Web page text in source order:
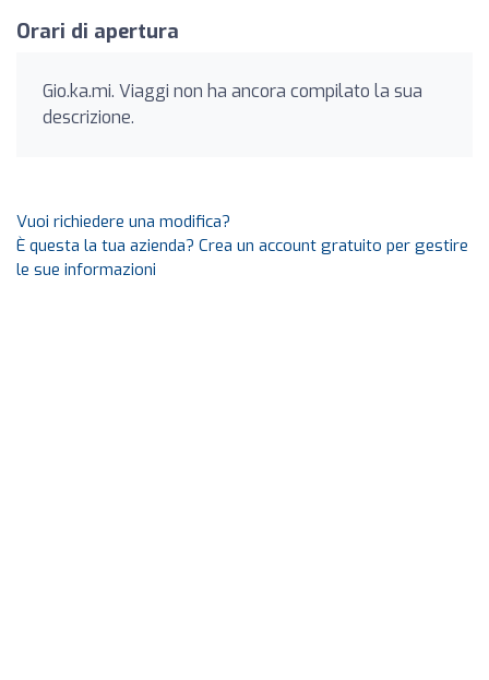
Orari di apertura
Gio.ka.mi. Viaggi non ha ancora compilato la sua
descrizione.
Vuoi richiedere una modifica?
È questa la tua azienda? Crea un account gratuito per gestire
le sue informazioni